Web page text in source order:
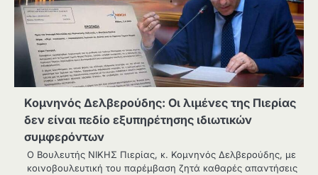
Κομνηνός Δελβερούδης: Οι λιμένες της Πιερίας
δεν είναι πεδίο εξυπηρέτησης ιδιωτικών
συμφερόντων
Ο Βουλευτής ΝΙΚΗΣ Πιερίας, κ. Κομνηνός Δελβερούδης, με
κοινοβουλευτική του παρέμβαση ζητά καθαρές απαντήσεις